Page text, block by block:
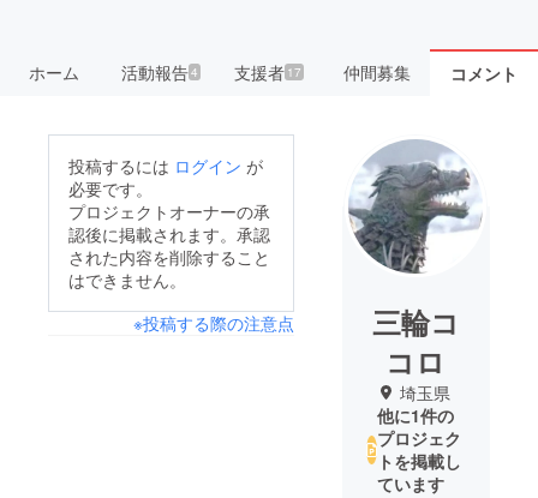
ホーム 活動報告4 支援者 17 仲間募集 コメント
投稿するには ログイン が
必要です。
プロジェクトオーナーの承
認後に掲載されます。承認
された内容を削除すること
はできません。
※投稿する際の注意点
三輪コ
コロ
埼玉県
他に1件の
プロジェク
トを掲載し
ています